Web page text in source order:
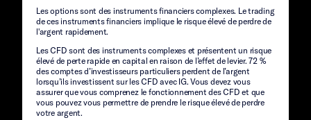
Les options sont des instruments financiers complexes. Le trading
de ces instruments financiers implique le risque élevé de perdre de
l'argent rapidement.
Les CFD sont des instruments complexes et présentent un risque
élevé de perte rapide en capital en raison de l’effet de levier. 72 %
des comptes d’investisseurs particuliers perdent de l’argent
lorsqu’ils investissent sur les CFD avec IG. Vous devez vous
assurer que vous comprenez le fonctionnement des CFD et que
vous pouvez vous permettre de prendre le risque élevé de perdre
votre argent.